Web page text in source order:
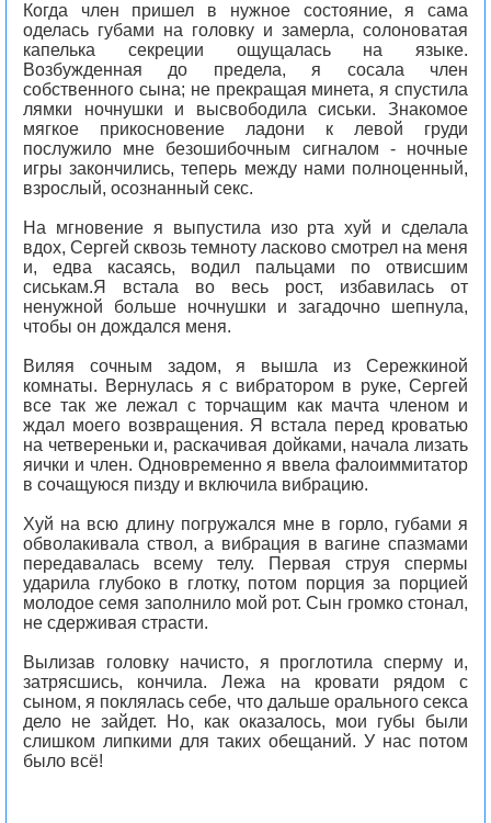
Когда член пришел в нужное состояние, я сама
оделась губами на головку и замерла, солоноватая
капелька секреции ощущалась на языке.
Возбужденная до предела, я сосала член
собственного сына; не прекращая минета, я спустила
лямки ночнушки и высвободила сиськи. Знакомое
мягкое прикосновение ладони к левой груди
послужило мне безошибочным сигналом - ночные
игры закончились, теперь между нами полноценный,
взрослый, осознанный секс.
На мгновение я выпустила изо рта хуй и сделала
вдох, Сергей сквозь темноту ласково смотрел на меня
и, едва касаясь, водил пальцами по отвисшим
сиськам.Я встала во весь рост, избавилась от
ненужной больше ночнушки и загадочно шепнула,
чтобы он дождался меня.
Виляя сочным задом, я вышла из Сережкиной
комнаты. Вернулась я с вибратором в руке, Сергей
все так же лежал с торчащим как мачта членом и
ждал моего возвращения. Я встала перед кроватью
на четвереньки и, раскачивая дойками, начала лизать
яички и член. Одновременно я ввела фалоиммитатор
в сочащуюся пизду и включила вибрацию.
Хуй на всю длину погружался мне в горло, губами я
обволакивала ствол, а вибрация в вагине спазмами
передавалась всему телу. Первая струя спермы
ударила глубоко в глотку, потом порция за порцией
молодое семя заполнило мой рот. Сын громко стонал,
не сдерживая страсти.
Вылизав головку начисто, я проглотила сперму и,
затрясшись, кончила. Лежа на кровати рядом с
сыном, я поклялась себе, что дальше орального секса
дело не зайдет. Но, как оказалось, мои губы были
слишком липкими для таких обещаний. У нас потом
было всё!